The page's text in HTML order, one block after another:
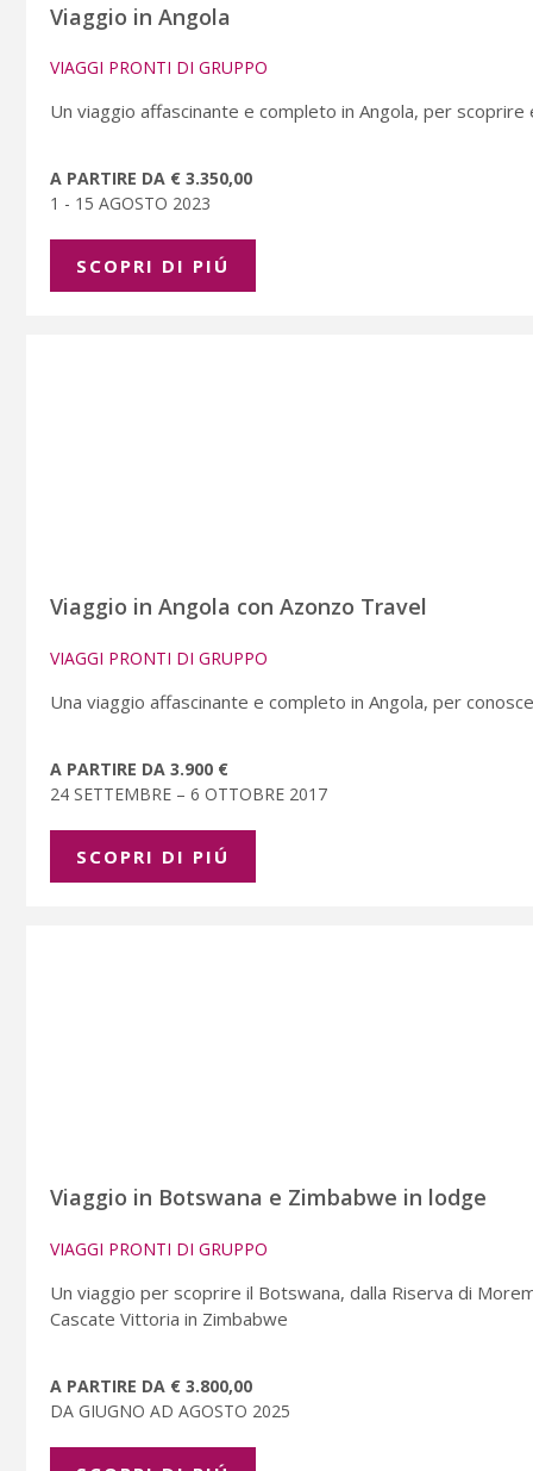
Viaggio in Angola
VIAGGI PRONTI DI GRUPPO
Un viaggio affascinante e completo in Angola, per
A PARTIRE DA € 3.350,00
1 - 15 AGOSTO 2023
SCOPRI DI PIÚ
Viaggio in Angola con Azonzo Travel
VIAGGI PRONTI DI GRUPPO
Una viaggio affascinante e completo in Angola, per
A PARTIRE DA 3.900 €
24 SETTEMBRE – 6 OTTOBRE 2017
SCOPRI DI PIÚ
Viaggio in Botswana e Zimbabwe in lodge
VIAGGI PRONTI DI GRUPPO
Un viaggio per scoprire il Botswana, dalla Riserva di
Cascate Vittoria in Zimbabwe
A PARTIRE DA € 3.800,00
DA GIUGNO AD AGOSTO 2025